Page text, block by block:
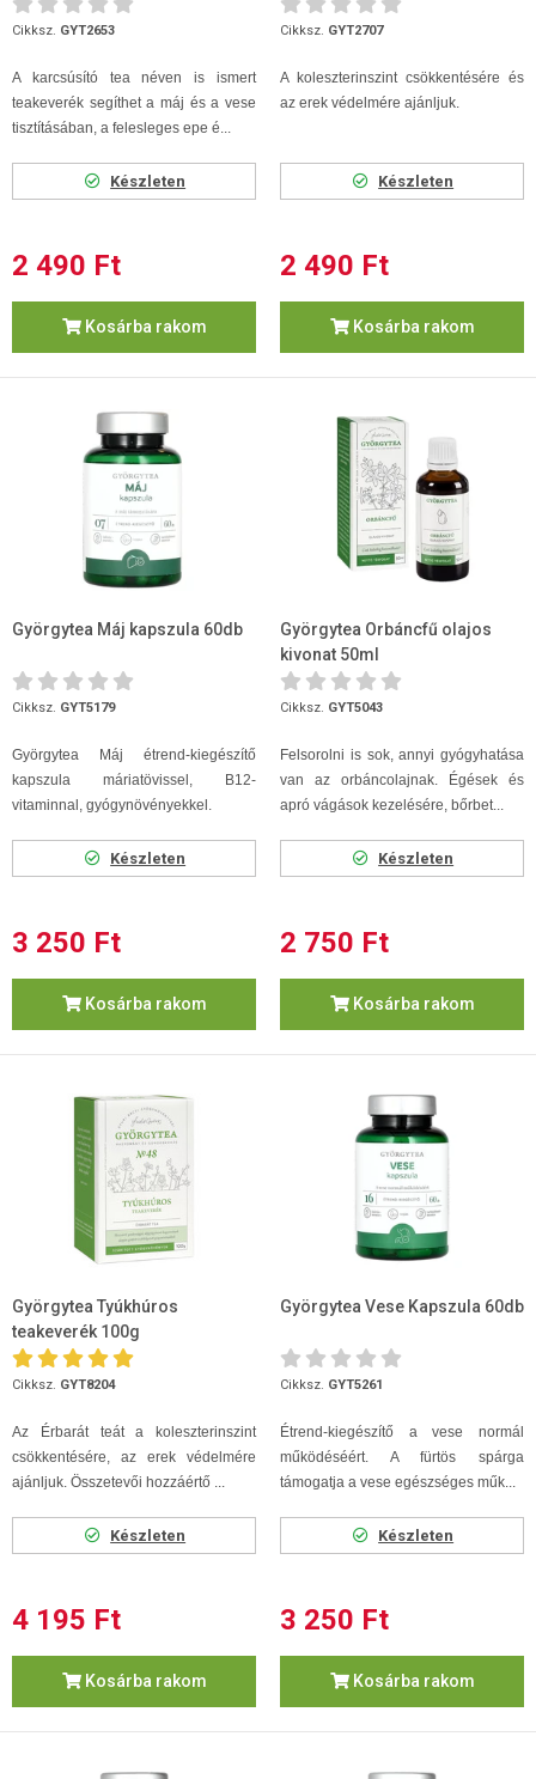
Cikksz. GYT2653
A karcsúsító tea néven is ismert
teakeverék segíthet a máj és a vese
tisztításában, a felesleges epe é...
Készleten
2 490 Ft
Kosárba rakom
Cikksz. GYT2707
A koleszterinszint csökkentésére és
az erek védelmére ajánljuk.
Készleten
2 490 Ft
Kosárba rakom
Györgytea Máj kapszula 60db
Cikksz. GYT5179
Györgytea Máj étrend-kiegészítő
kapszula máriatövissel, B12-
vitaminnal, gyógynövényekkel.
Készleten
3 250 Ft
Kosárba rakom
Györgytea Orbáncfű olajos
kivonat 50ml
Cikksz. GYT5043
Felsorolni is sok, annyi gyógyhatása
van az orbáncolajnak. Égések és
apró vágások kezelésére, bőrbet...
Készleten
2 750 Ft
Kosárba rakom
Györgytea Tyúkhúros
teakeverék 100g
Cikksz. GYT8204
Az Érbarát teát a koleszterinszint
csökkentésére, az erek védelmére
ajánljuk. Összetevői hozzáértő ...
Készleten
4 195 Ft
Kosárba rakom
Györgytea Vese Kapszula 60db
Cikksz. GYT5261
Étrend-kiegészítő a vese normál
működéséért. A fürtös spárga
támogatja a vese egészséges műk...
Készleten
3 250 Ft
Kosárba rakom